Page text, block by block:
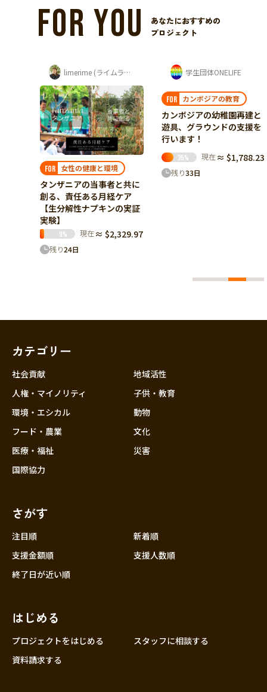
FOR YOU
あなたにおすすめの
プロジェクト
limerime (ライムライム) 須藤 紫音
FOR 女性の健康と環境
タンザニアの当事者と共に
創る、責任ある月経ケア
【生分解性ナプキンの実証
実験】
9 % 現在 ≈ $2,329.97
残り24日
学生団体ONELIFE
FOR カンボジアの教育
カンボジアの幼稚園再建と
遊具、グラウンドの支援を
行います！
35% 現在 ≈ $1,788.23
残り33日
カテゴリー
社会貢献
人権・マイノリティ
環境・エシカル
フード・農業
医療・福祉
国際協力
地域活性
子供・教育
動物
文化
災害
さがす
注目順
新着順
支援金額順
支援人数順
終了日が近い順
はじめる
プロジェクトをはじめる
スタッフに相談する
資料請求する